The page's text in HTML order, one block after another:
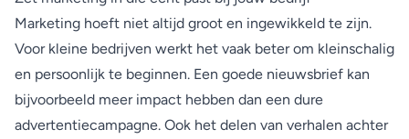
Marketing hoeft niet altijd groot en ingewikkeld te zijn.
Voor kleine bedrijven werkt het vaak beter om kleinschalig
en persoonlijk te beginnen. Een goede nieuwsbrief kan
bijvoorbeeld meer impact hebben dan een dure
advertentiecampagne. Ook het delen van verhalen achter